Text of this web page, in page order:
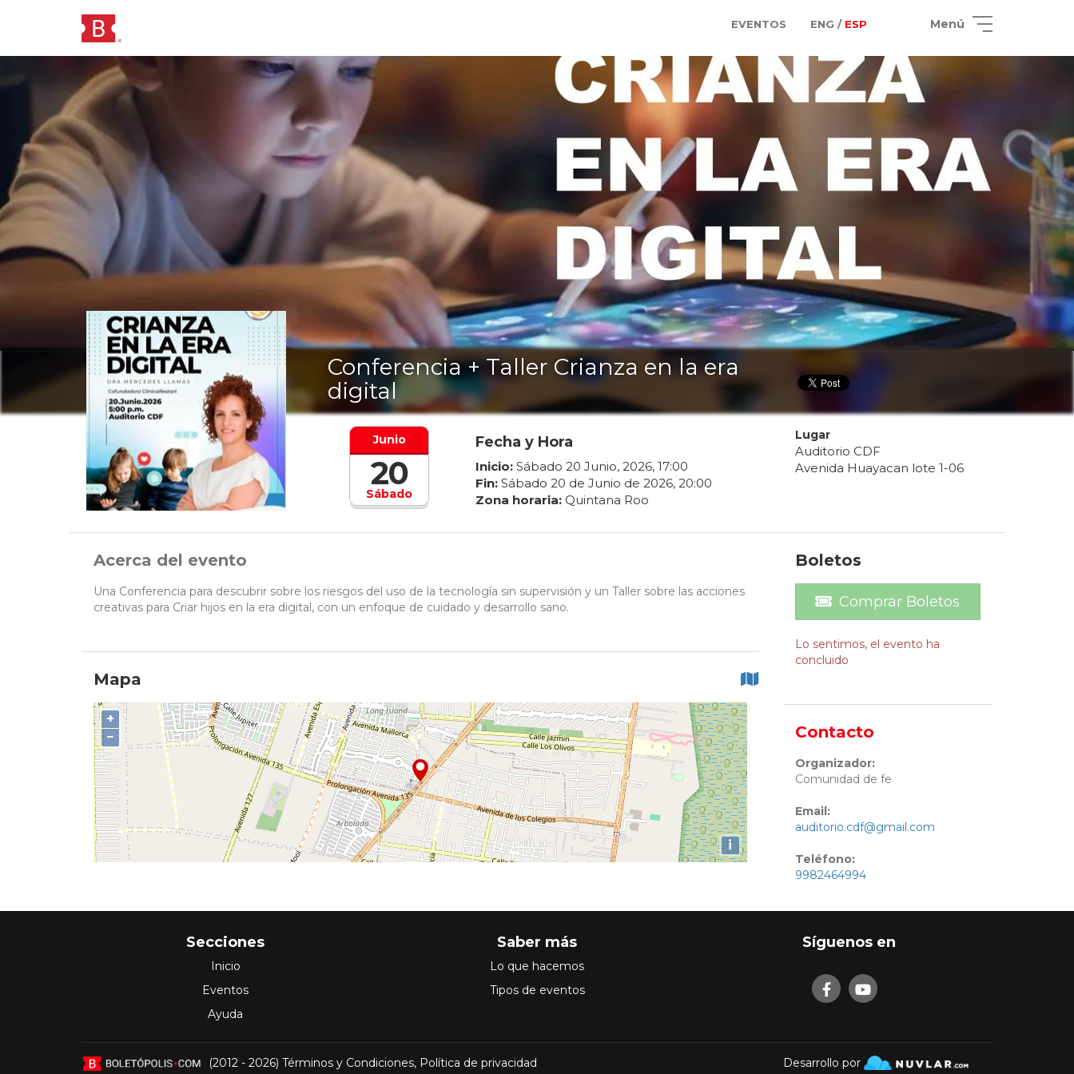
EVENTOS ENG / ESP Menú
Conferencia + Taller Crianza en la era
digital
Sábado
Junio
20
Fecha y Hora
Inicio: Sábado 20 Junio, 2026, 17:00
Fin: Sábado 20 de Junio de 2026, 20:00
Zona horaria: Quintana Roo
Lugar
Auditorio CDF
Avenida Huayacan lote 1-06
Acerca del evento
Una Conferencia para descubrir sobre los riesgos del uso de la tecnología sin supervisión y un Taller sobre las acciones
creativas para Criar hijos en la era digital, con un enfoque de cuidado y desarrollo sano.
Mapa
+
−
i
Boletos
Comprar Boletos
Lo sentimos, el evento ha
concluido
Contacto
Organizador:
Comunidad de fe
Email:
auditorio.cdf@gmail.com
Teléfono:
9982464994
Secciones
Inicio
Eventos
Ayuda
Saber más
Lo que hacemos
Tipos de eventos
Síguenos en
(2012 - 2026) Términos y Condiciones, Política de privacidad Desarrollo por